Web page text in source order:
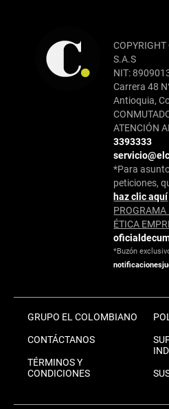
S.A.S
NIT:
Carrera 48
Antioquia,
ATENCIÓN
3393333
*Para
peticiones,
haz clic aquí
PROGRAMA
ÉTICA
*Buzón
GRUPO EL COLOMBIANO
CONTÁCTANOS
TÉRMINOS Y
CONDICIONES